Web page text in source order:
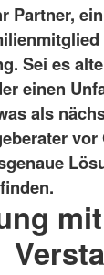
Partner,
Sei es
einen
als